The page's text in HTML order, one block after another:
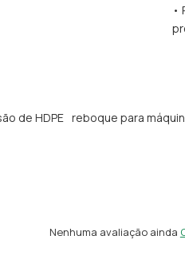
•
de HDPE reboque para
Nenhuma avaliação ainda